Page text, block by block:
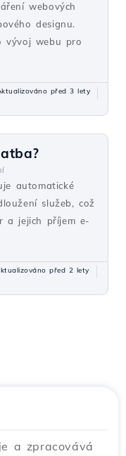
webových
designu.
vývoj webu pro
před 3 lety
automatické
služeb, což
a jejich příjem e-
před 2 lety
a zpracovává